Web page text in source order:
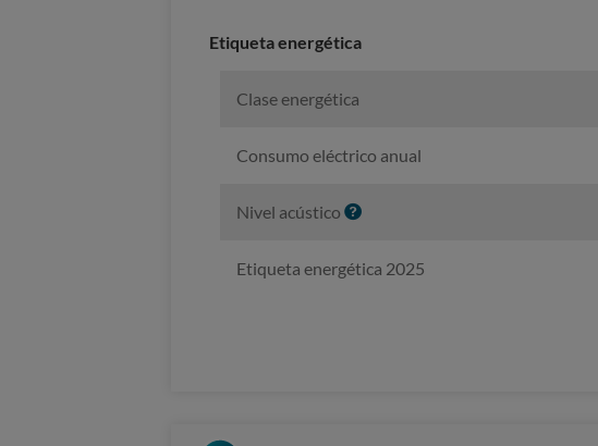
Etiqueta energética
Clase energética
Consumo eléctrico anual
Nivel acústico I
o
Etiqueta energética 2025